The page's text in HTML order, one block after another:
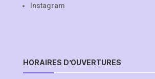
Instagram
HORAIRES D’OUVERTURES